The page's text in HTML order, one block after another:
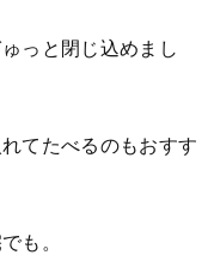
っと閉じ込めまし
てたべるのもおすす
も。